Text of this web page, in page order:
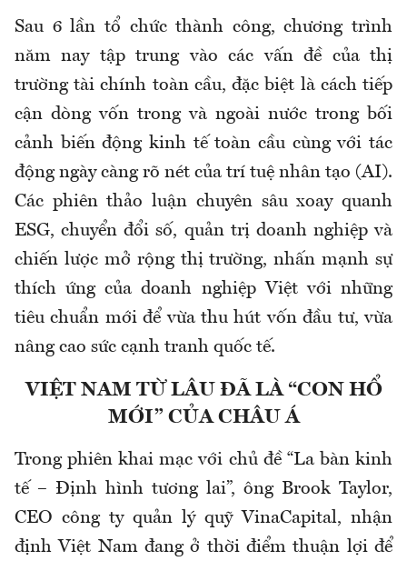
Sau 6 lần tổ chức thành công, chương trình
năm nay tập trung vào các vấn đề của thị
trường tài chính toàn cầu, đặc biệt là cách tiếp
cận dòng vốn trong và ngoài nước trong bối
cảnh biến động kinh tế toàn cầu cùng với tác
động ngày càng rõ nét của trí tuệ nhân tạo (AI).
Các phiên thảo luận chuyên sâu xoay quanh
ESG, chuyển đổi số, quản trị doanh nghiệp và
chiến lược mở rộng thị trường, nhấn mạnh sự
thích ứng của doanh nghiệp Việt với những
tiêu chuẩn mới để vừa thu hút vốn đầu tư, vừa
nâng cao sức cạnh tranh quốc tế.
VIỆT NAM TỪ LÂU ĐÃ LÀ “CON HỔ
MỚI” CỦA CHÂU Á
Trong phiên khai mạc với chủ đề “La bàn kinh
tế – Định hình tương lai”, ông Brook Taylor,
CEO công ty quản lý quỹ VinaCapital, nhận
định Việt Nam đang ở thời điểm thuận lợi để